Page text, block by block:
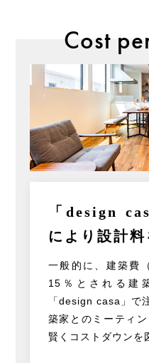
Cost
「design
により設計料
一般的に、建築費
15％とされる建
「design casa」で
築家とのミーティ
賢くコストダウンを